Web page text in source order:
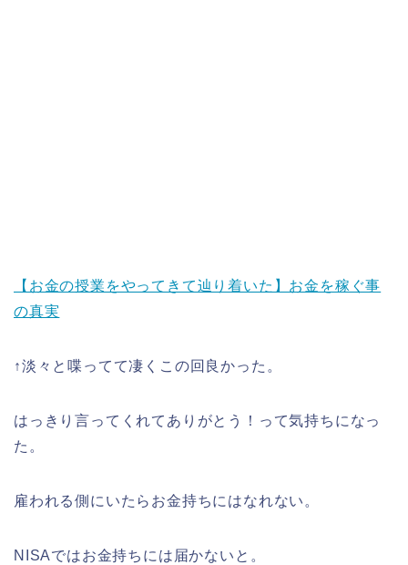
【お金の授業をやってきて辿り着いた】お金を稼ぐ事
の真実
↑淡々と喋ってて凄くこの回良かった。
はっきり言ってくれてありがとう！って気持ちになっ
た。
雇われる側にいたらお金持ちにはなれない。
NISAではお金持ちには届かないと。